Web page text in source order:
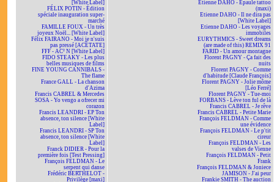
[White Label]
FÉLIX POTIN - Édition
spéciale inauguration super-
marché
FAMILLE FOUX - Un très
joyeux Noël... [White Label]
Félix FAIRANO - Moi je n'suis
pas pressé [ACÉTATE]
FFF - AC² N [White Label]
FIDO STEAKY - Les plus
belles musiques de films
FINE YOUNG CANNIBALS -
The flame
France GALL - La chanson
d'Azima
Francis CABREL & Mercedes
SOSA - Yo vengo a ofrecer mi
corazon
Francis LEANDRI - EP Ton
absence, ton silence [White
Label]
Francis LEANDRI - SP Ton
absence, ton silence [White
Label]
Franck DIDIER - Pour la
première fois [Test Pressing]
François FELDMAN - Le
serpent qui danse
Frédéric BERTHELOT -
Privilège [maxi]
Etienne DAHO - Epaule tattoo
(maxi)
Etienne DAHO - Il ne dira pas
[White Label]
Etienne DAHO - Les voyages
immobiles
EURYTHMICS - Sweet dreams
(are made of this) REMIX 91
FARID - Un amour montagne
Florent PAGNY - Ça fait des
nuits
Florent PAGNY - Comme
d'habitude [Claude François]
Florent PAGNY - Jolie môme
[Léo Ferré]
Florent PAGNY - Tue-moi
FORBANS - Lève ton ful de là
Francis CABREL - Je rêve
Francis CABREL - Petite Marie
François FELDMAN - Comme
une évidence
François FELDMAN - Le p'tit
cireur
François FELDMAN - Les
valses de Vienne
François FELDMAN - Petit
Frank
François FELDMAN & Joniece
JAMISON - J'ai peur
Frankie SMITH - The auction